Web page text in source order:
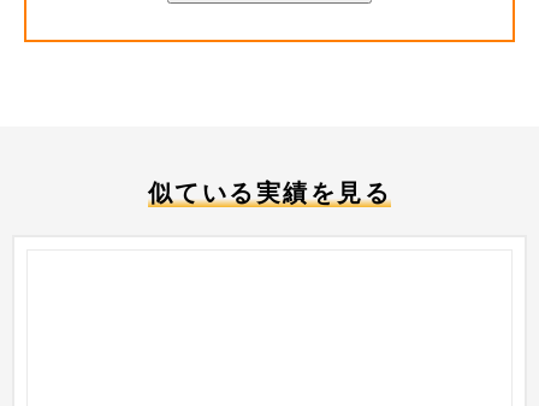
似ている実績を見る